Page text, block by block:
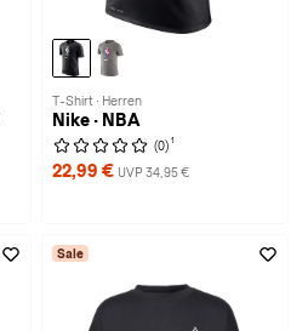
T-Shirt · Herren
Nike · NBA
(0) 1
22,99 € UVP 34,95 €
Sale